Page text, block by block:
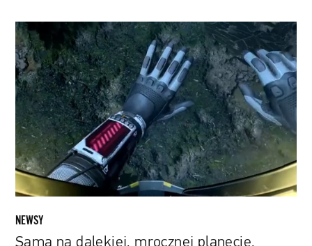
Sama
na
dalekiej,
mrocznej
planecie.
Poznaj
grę
„Returnal”,
która
trafi
na
PS5
NEWSY
Sama na dalekiej, mrocznej planecie.